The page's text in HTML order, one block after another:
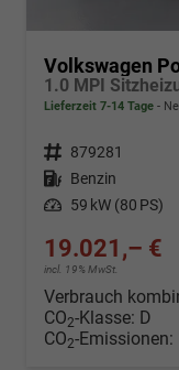
Volkswagen
Lieferzeit 7-14 Tage
Fahrzeugnr. 879281
Kraftstoff Benzin
Leistung 59 kW (80 PS)
19.021,– €
incl. 19% MwSt.
Verbrauch
CO2-Klasse: D
CO2-Emissionen: